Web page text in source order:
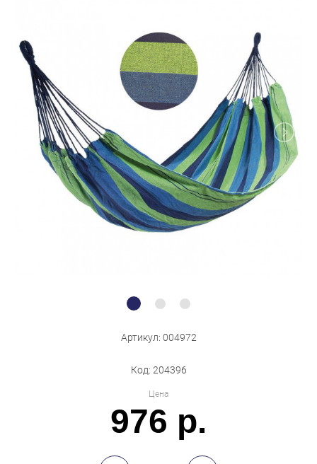
Для детей
Строительство и ремонт
Мебель
Бытовая техника
Обувь для дома и дачи
Акции
Артикул: 004972
Код: 204396
Цена
976 р.